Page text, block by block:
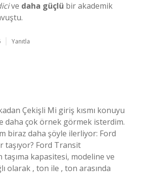
ve daha güçlü bir akademik
Yanıtla
Çekişli Mi giriş kısmı konuyu
daha çok örnek görmek isterdim.
biraz daha şöyle ilerliyor: Ford
taşıyor? Ford Transit
kapasitesi, modeline ve
olarak , ton ile , ton arasında